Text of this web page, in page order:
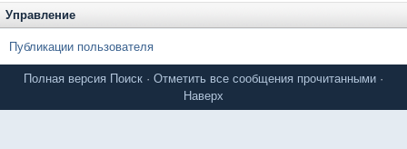
Управление
Публикации пользователя
Полная версия Поиск · Отметить все сообщения прочитанными ·
Наверх